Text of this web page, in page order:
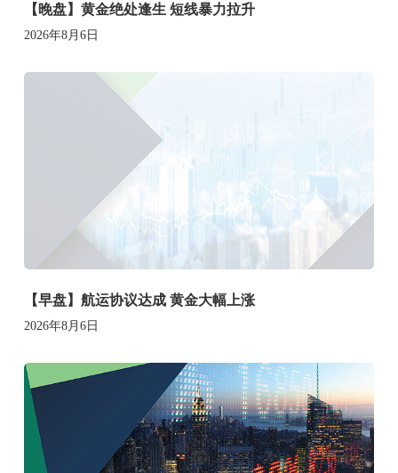
【晚盘】黄金绝处逢生 短线暴力拉升
2026年8月6日
【早盘】航运协议达成 黄金大幅上涨
2026年8月6日